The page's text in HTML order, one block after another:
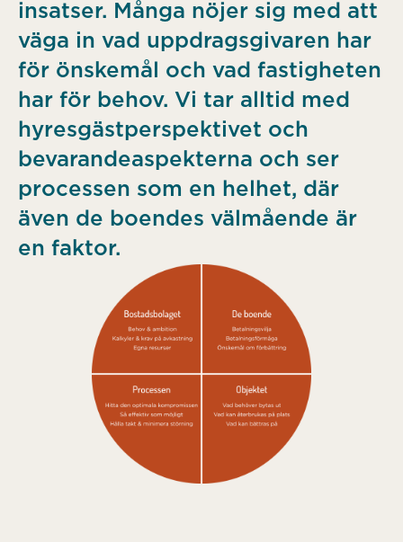
insatser. Många nöjer sig med att
väga in vad uppdragsgivaren har
för önskemål och vad fastigheten
har för behov. Vi tar alltid med
hyresgästperspektivet och
bevarandeaspekterna och ser
processen som en helhet, där
även de boendes välmående är
en faktor.